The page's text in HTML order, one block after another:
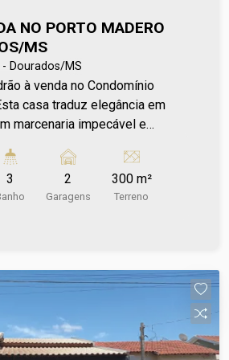
NO PORTO MADERO
MS
Dourados/MS
à venda no Condomínio
casa traduz elegância em
marcenaria impecável e
ambientes revelam um projeto
executado, que valoriza a
e o bem-estar no dia a
autonomia e bem-
dia. Localizada em um
a casa está inserida em um
para oferecer segurança,
de vida. Uma
3 2
Garagens
300 m²
Terreno